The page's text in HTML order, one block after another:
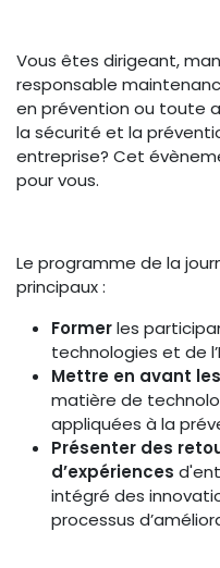
Vous êtes dirigeant,
responsable
en prévention ou toute
la sécurité et la
entreprise? Cet
pour vous.
Le programme de la
principaux :
Formerles
technologies et de
Mettre en avant
matière de
appliquées à la
Présenter des
d’expériences
intégré des
processus